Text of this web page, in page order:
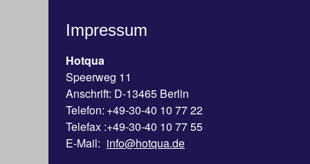
Impressum
Hotqua
Speerweg 11
Anschrift: D-13465 Berlin
Telefon: +49-30-40 10 77 22
Telefax :+49-30-40 10 77 55
E-Mail: info@hotqua.de